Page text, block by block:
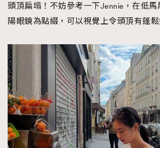
頭頂扁塌！不妨參考一下Jennie，在低
陽眼鏡為點綴，可以視覺上令頭頂有蓬鬆